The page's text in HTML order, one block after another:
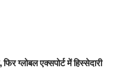
ग्लोबल एक्सपोर्ट में हिस्सेदारी